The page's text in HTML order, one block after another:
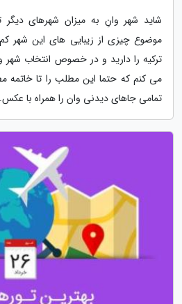
شاید شهر وانِ به میزان شهرهای دیگر
موضوع چیزی از زیبایی های این شهر
ترکیه را دارید و در خصوص انتخاب شهر
می کنم که حتما این مطلب را تا خاتمه
تمامی جاهای دیدنی وان را همراه با